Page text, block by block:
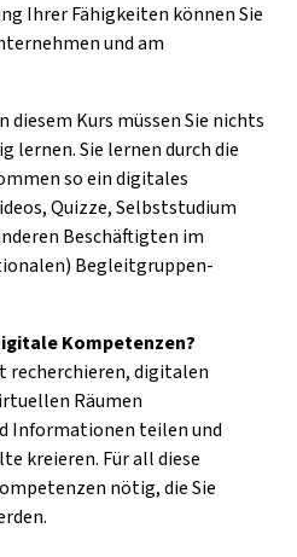
Ihrer Fähigkeiten können Sie
und am
diesem Kurs müssen Sie nichts
lernen. Sie lernen durch die
so ein digitales
Quizze, Selbststudium
Beschäftigten im
Begleitgruppen-
Kompetenzen?
digitalen
Räumen
Informationen teilen und
kreieren. Für all diese
nötig, die Sie